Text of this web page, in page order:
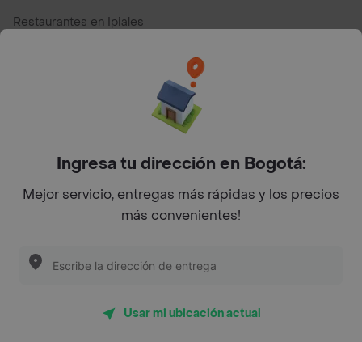
Restaurantes en Ipiales
Top Marcas y Cadenas de Restaurantes
Encuéntranos en estos países
App Store Google play
Restaurantes cerca de mi para pedir Comida a Domicilio -
Ingresa tu dirección en Bogotá:
Mejor servicio, entregas más rápidas y los precios
más convenientes!
Usar mi ubicación actual